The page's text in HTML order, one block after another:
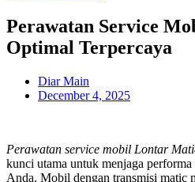
Perawatan Service
Optimal Terpercaya
Diar Main
December 4, 2025
Perawatan service mobil Lontar
kunci utama untuk menjaga
Anda. Mobil dengan transmisi matic